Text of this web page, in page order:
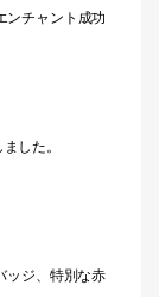
ンチャント成功
した。
ッジ、特別な赤